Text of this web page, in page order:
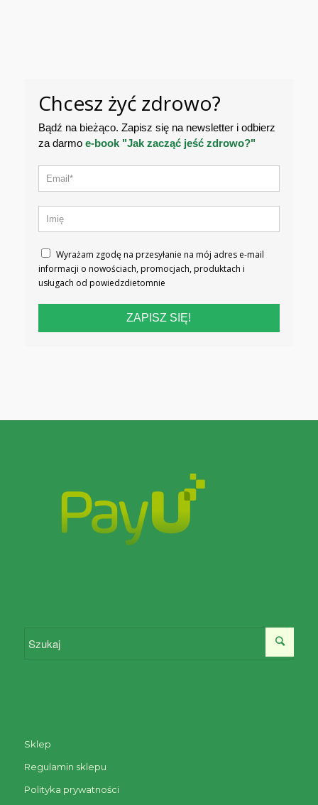
Chcesz żyć zdrowo?
Bądź na bieżąco. Zapisz się na newsletter i odbierz
za darmo e-book "Jak zacząć jeść zdrowo?"
Wyrażam zgodę na przesyłanie na mój adres e-mail
informacji o nowościach, promocjach, produktach i
usługach od powiedzdietomnie
ZAPISZ SIĘ!
Sklep
Regulamin sklepu
Polityka prywatności